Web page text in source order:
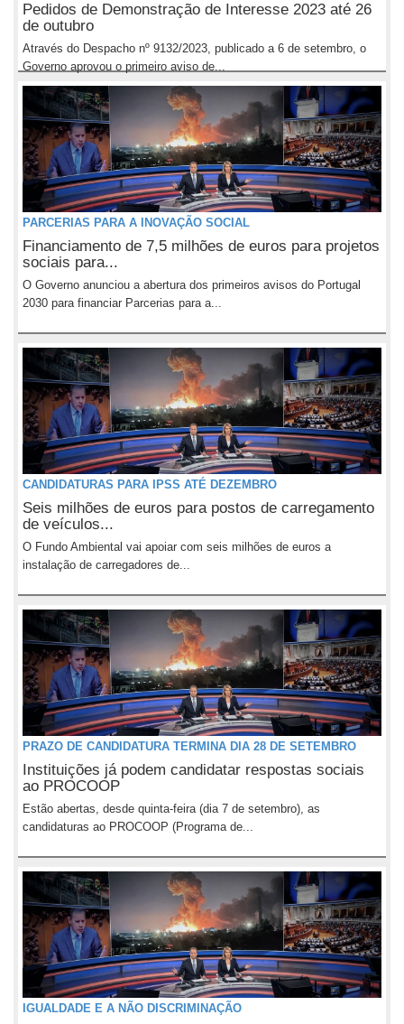
Pedidos de Demonstração de Interesse 2023 até 26
de outubro
Através do Despacho nº 9132/2023, publicado a 6 de setembro, o
Governo aprovou o primeiro aviso de...
PARCERIAS PARA A INOVAÇÃO SOCIAL
Financiamento de 7,5 milhões de euros para projetos
sociais para...
O Governo anunciou a abertura dos primeiros avisos do Portugal
2030 para financiar Parcerias para a...
CANDIDATURAS PARA IPSS ATÉ DEZEMBRO
Seis milhões de euros para postos de carregamento
de veículos...
O Fundo Ambiental vai apoiar com seis milhões de euros a
instalação de carregadores de...
PRAZO DE CANDIDATURA TERMINA DIA 28 DE SETEMBRO
Instituições já podem candidatar respostas sociais
ao PROCOOP
Estão abertas, desde quinta-feira (dia 7 de setembro), as
candidaturas ao PROCOOP (Programa de...
IGUALDADE E A NÃO DISCRIMINAÇÃO